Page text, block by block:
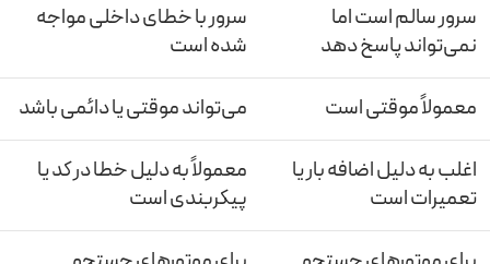
سرور سالم است اما
نمی‌تواند پاسخ دهد
سرور با خطای داخلی مواجه
شده است
معمولاً موقتی است
می‌تواند موقتی یا دائمی باشد
اغلب به دلیل اضافه بار یا
تعمیرات است
معمولاً به دلیل خطا در کد یا
پیکربندی است